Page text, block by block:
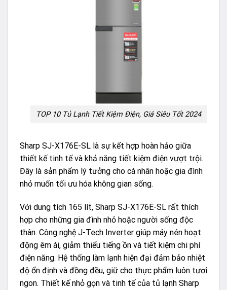
TOP 10 Tủ Lạnh Tiết Kiệm Điện, Giá Siêu Tốt 2024
Sharp SJ-X176E-SL là sự kết hợp hoàn hảo giữa
thiết kế tinh tế và khả năng tiết kiệm điện vượt trội.
Đây là sản phẩm lý tưởng cho cá nhân hoặc gia đình
nhỏ muốn tối ưu hóa không gian sống.
Với dung tích 165 lít, Sharp SJ-X176E-SL rất thích
hợp cho những gia đình nhỏ hoặc người sống độc
thân. Công nghệ J-Tech Inverter giúp máy nén hoạt
động êm ái, giảm thiểu tiếng ồn và tiết kiệm chi phí
điện năng. Hệ thống làm lạnh hiện đại đảm bảo nhiệt
độ ổn định và đồng đều, giữ cho thực phẩm luôn tươi
ngon. Thiết kế nhỏ gọn và tinh tế của tủ lạnh Sharp